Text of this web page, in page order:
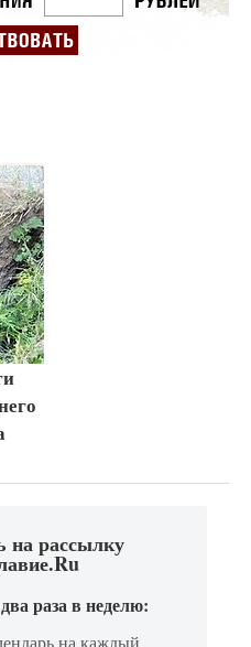
на рассылку
раза в неделю:
на каждый